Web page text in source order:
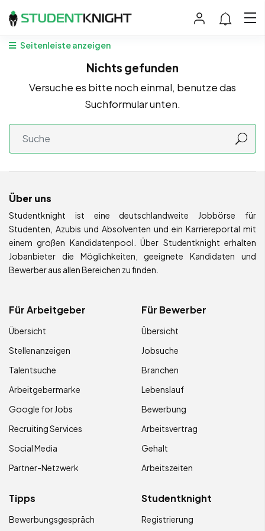
Seitenleiste anzeigen
Nichts gefunden
Versuche es bitte noch einmal, benutze das
Suchformular unten.
Über uns
Studentknight ist eine deutschlandweite Jobbörse für
Studenten, Azubis und Absolventen und ein Karriereportal mit
einem großen Kandidatenpool. Über Studentknight erhalten
Jobanbieter die Möglichkeiten, geeignete Kandidaten und
Bewerber aus allen Bereichen zu finden.
Für Arbeitgeber
Übersicht
Stellenanzeigen
Talentsuche
Arbeitgebermarke
Google for Jobs
Recruiting Services
Social Media
Partner-Netzwerk
Für Bewerber
Übersicht
Jobsuche
Branchen
Lebenslauf
Bewerbung
Arbeitsvertrag
Gehalt
Arbeitszeiten
Tipps
Bewerbungsgespräch
Studentknight
Registrierung